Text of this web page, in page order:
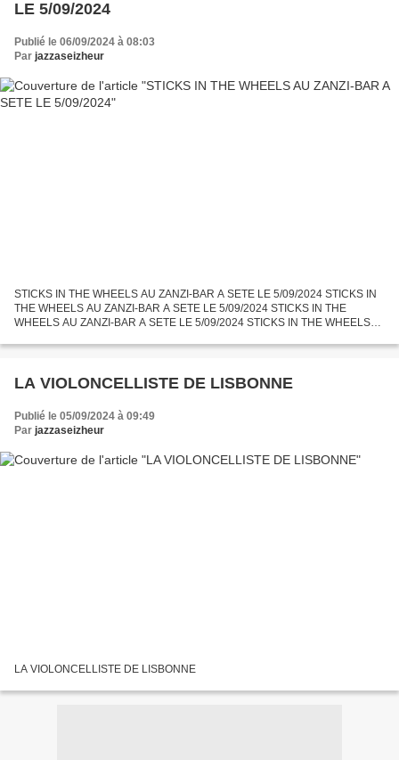
LE 5/09/2024
Publié le 06/09/2024 à 08:03
Par jazzaseizheur
STICKS IN THE WHEELS AU ZANZI-BAR A SETE LE 5/09/2024 STICKS IN
THE WHEELS AU ZANZI-BAR A SETE LE 5/09/2024 STICKS IN THE
WHEELS AU ZANZI-BAR A SETE LE 5/09/2024 STICKS IN THE WHEELS
BAR A...
LA VIOLONCELLISTE DE LISBONNE
Publié le 05/09/2024 à 09:49
Par jazzaseizheur
LA VIOLONCELLISTE DE LISBONNE